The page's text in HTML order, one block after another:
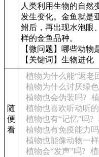
人类利用生物的自然
发生变化。金鱼就是
鲋后，再出现水泡眼
样的金鱼品种。
【微问题】哪些动物
【关键词】生物进
随
便
看
植物为什么能“返老
植物为什么讨厌绿
植物也会伪装吗?
植物也喜欢听动听
植物也有“记忆"吗?
植物也有免疫能力吗
植物也能像动物一
植物会“发声"吗?